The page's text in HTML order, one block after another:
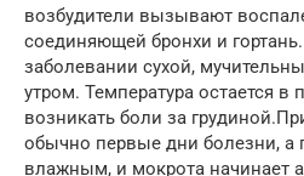
возбудители вызывают
соединяющей бронхи и
заболевании сухой,
утром. Температура остается в
возникать боли за
обычно первые дни болезни, а
влажным, и мокрота начинает